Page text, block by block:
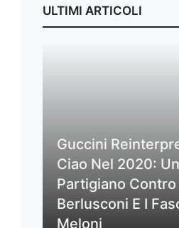
ULTIMI ARTICOLI
Guccini
Ciao Nel 2020:
Partigiano Contro
Berlusconi E I
Meloni